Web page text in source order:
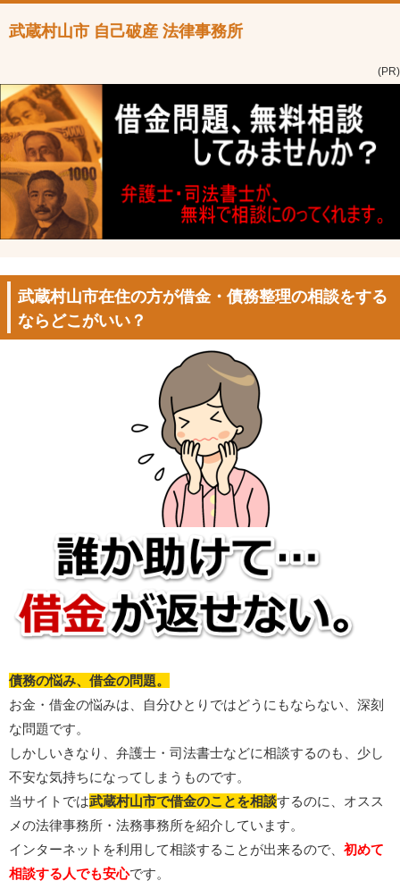
武蔵村山市 自己破産 法律事務所
(PR)
武蔵村山市在住の方が借金・債務整理の相談をする
ならどこがいい？
債務の悩み、借金の問題。
お金・借金の悩みは、自分ひとりではどうにもならない、深刻
な問題です。
しかしいきなり、弁護士・司法書士などに相談するのも、少し
不安な気持ちになってしまうものです。
当サイトでは武蔵村山市で借金のことを相談するのに、オスス
メの法律事務所・法務事務所を紹介しています。
インターネットを利用して相談することが出来るので、 初めて
相談する人でも安心です。